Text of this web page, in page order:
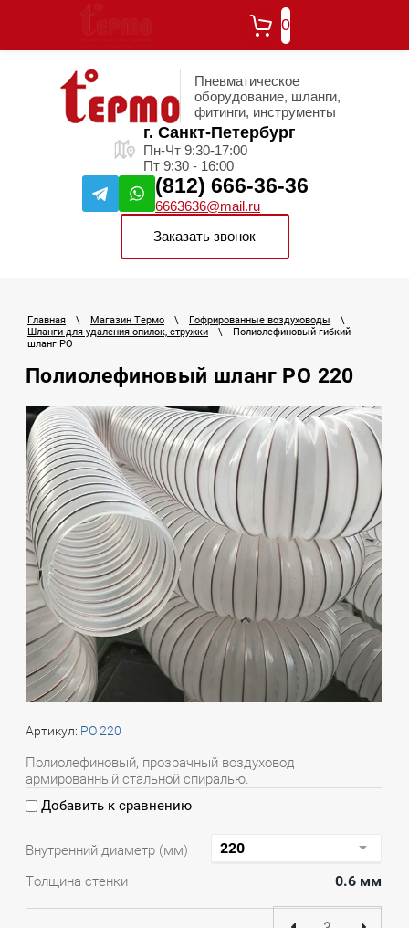
0
Пневматическое
оборудование, шланги,
фитинги, инструменты
г. Санкт-Петербург
Пн-Чт 9:30-17:00
Пт 9:30 - 16:00
(812) 666-36-36
6663636@mail.ru
Заказать звонок
Главная \ Магазин Термо \ Гофрированные воздуховоды
\
Шланги для удаления опилок, стружки
\
Полиолефиновый гибкий
шланг PO
Полиолефиновый шланг PO 220
Артикул: PO 220
Полиолефиновый, прозрачный воздуховод
армированный стальной спиралью.
Добавить к сравнению
Внутренний диаметр (мм)
Толщина стенки
0.6 мм